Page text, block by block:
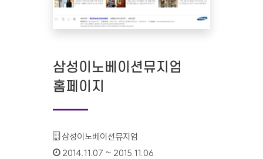
삼성이노베이션뮤지엄
홈페이지
기관명 :
삼성이노베이션뮤지엄
인증기간 :
2014.11.07 ~ 2015.11.06